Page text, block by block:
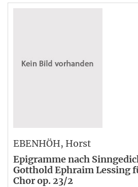
EBENHÖH, Horst
Epigramme nach
Gotthold Ephraim Lessing
Chor op. 23/2